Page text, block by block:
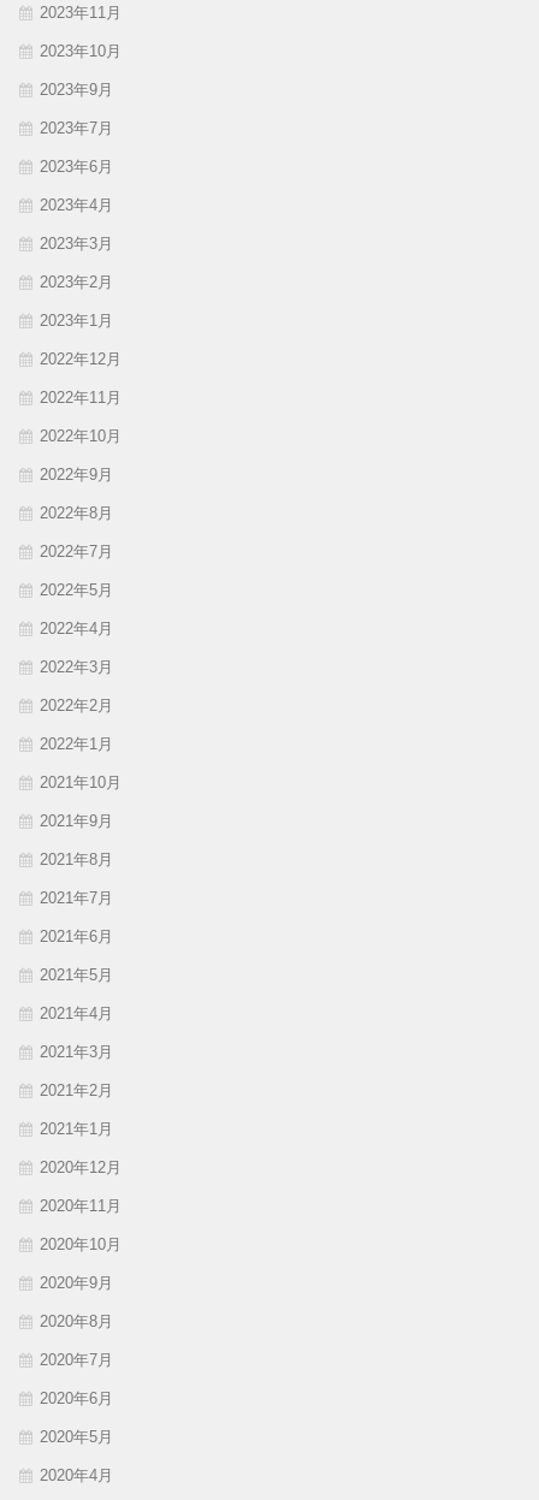
2023年11月
2023年10月
2023年9月
2023年7月
2023年6月
2023年4月
2023年3月
2023年2月
2023年1月
2022年12月
2022年11月
2022年10月
2022年9月
2022年8月
2022年7月
2022年5月
2022年4月
2022年3月
2022年2月
2022年1月
2021年10月
2021年9月
2021年8月
2021年7月
2021年6月
2021年5月
2021年4月
2021年3月
2021年2月
2021年1月
2020年12月
2020年11月
2020年10月
2020年9月
2020年8月
2020年7月
2020年6月
2020年5月
2020年4月